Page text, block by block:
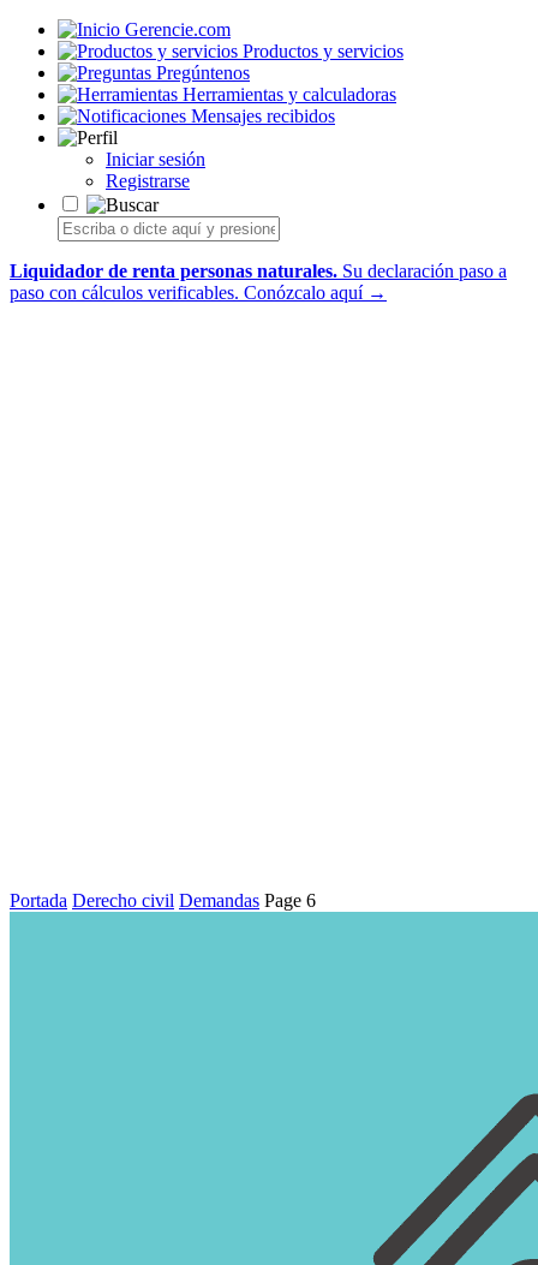
Gerencie.com
Productos y servicios
Pregúntenos
Herramientas y calculadoras
Mensajes recibidos
Iniciar sesión
Registrarse
Liquidador de renta personas naturales. Su declaración paso a
paso con cálculos verificables. Conózcalo aquí →
Portada Derecho civil Demandas Page 6